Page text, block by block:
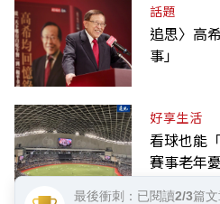
話題
追思〉高
事」
好享生活
看球也能
賽事老年
到現場效
最後衝刺：已閱讀2/3篇